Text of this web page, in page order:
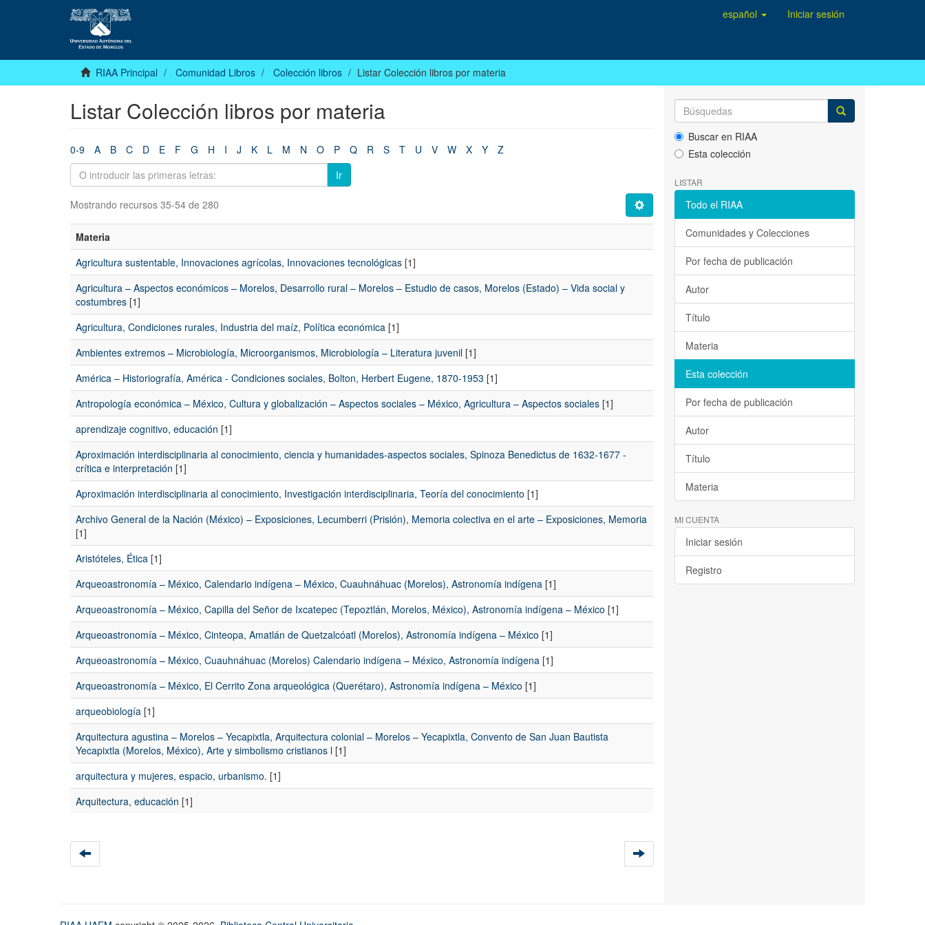
español Iniciar sesión
RIAA Principal Comunidad Libros Colección libros Listar Colección libros por materia
Listar Colección libros por materia
0-9 A B C D E F G H I J K L M N O P Q R S T U V W X Y
Z
Ir
Mostrando recursos 35-54 de 280
Materia
Agricultura sustentable, Innovaciones agrícolas, Innovaciones tecnológicas [1]
Agricultura – Aspectos económicos – Morelos, Desarrollo rural – Morelos – Estudio de casos, Morelos (Estado) – Vida social y
costumbres [1]
Agricultura, Condiciones rurales, Industria del maíz, Política económica [1]
Ambientes extremos – Microbiología, Microorganismos, Microbiología – Literatura juvenil [1]
América – Historiografía, América - Condiciones sociales, Bolton, Herbert Eugene, 1870-1953 [1]
Antropología económica – México, Cultura y globalización – Aspectos sociales – México, Agricultura – Aspectos sociales [1]
aprendizaje cognitivo, educación [1]
Aproximación interdisciplinaria al conocimiento, ciencia y humanidades-aspectos sociales, Spinoza Benedictus de 1632-1677 -
crítica e interpretación [1]
Aproximación interdisciplinaria al conocimiento, Investigación interdisciplinaria, Teoría del conocimiento [1]
Archivo General de la Nación (México) – Exposiciones, Lecumberri (Prisión), Memoria colectiva en el arte – Exposiciones, Memoria
[1]
Aristóteles, Ética [1]
Arqueoastronomía – México, Calendario indígena – México, Cuauhnáhuac (Morelos), Astronomía indígena [1]
Arqueoastronomía – México, Capilla del Señor de Ixcatepec (Tepoztlán, Morelos, México), Astronomía indígena – México [1]
Arqueoastronomía – México, Cinteopa, Amatlán de Quetzalcóatl (Morelos), Astronomía indígena – México [1]
Arqueoastronomía – México, Cuauhnáhuac (Morelos) Calendario indígena – México, Astronomía indígena [1]
Arqueoastronomía – México, El Cerrito Zona arqueológica (Querétaro), Astronomía indígena – México [1]
arqueobiología [1]
Arquitectura agustina – Morelos – Yecapixtla, Arquitectura colonial – Morelos – Yecapixtla, Convento de San Juan Bautista
Yecapixtla (Morelos, México), Arte y simbolismo cristianos l [1]
arquitectura y mujeres, espacio, urbanismo. [1]
Arquitectura, educación [1]
Buscar en RIAA
Esta colección
LISTAR
Todo el RIAA
Comunidades y Colecciones
Por fecha de publicación
Autor
Título
Materia
Esta colección
Por fecha de publicación
Autor
Título
Materia
MI CUENTA
Iniciar sesión
Registro